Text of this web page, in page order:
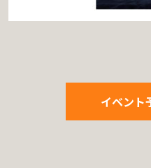
イベント